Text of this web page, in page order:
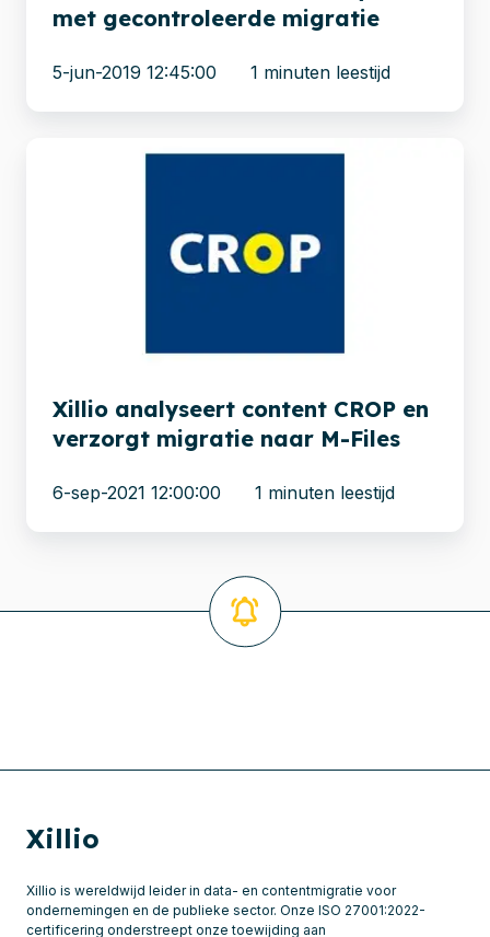
met gecontroleerde migratie
5-jun-2019 12:45:00 1 minuten leestijd
M-
Files
Xillio analyseert content CROP en
verzorgt migratie naar M-Files
6-sep-2021 12:00:00 1 minuten leestijd
Xillio
Xillio is wereldwijd leider in data- en contentmigratie voor
ondernemingen en de publieke sector. Onze ISO 27001:2022-
certificering onderstreept onze toewijding aan